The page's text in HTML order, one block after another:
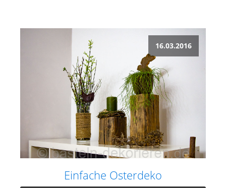
16.03.2016
Einfache Osterdeko